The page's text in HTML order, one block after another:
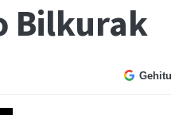
Bilkurak